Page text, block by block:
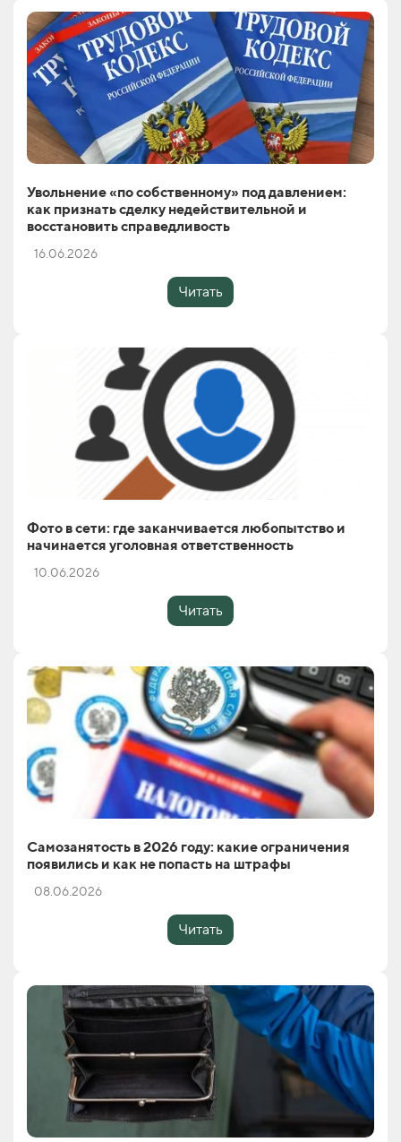
Увольнение «по собственному» под давлением:
как признать сделку недействительной и
восстановить справедливость
16.06.2026
Читать
Фото в сети: где заканчивается любопытство и
начинается уголовная ответственность
10.06.2026
Читать
Самозанятость в 2026 году: какие ограничения
появились и как не попасть на штрафы
08.06.2026
Читать